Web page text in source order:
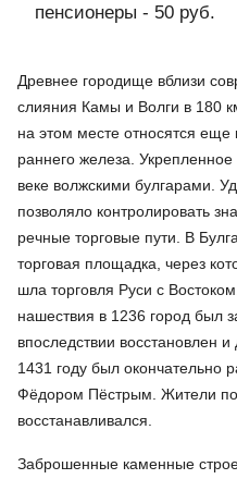
пенсионеры - 50 руб.
Древнее городище вблизи
слияния Камы и Волги в 180
на этом месте относятся еще
раннего железа.
веке волжскими булгарами.
позволяло контролировать
речные торговые пути. В
торговая площадка, через
шла торговля Руси с
нашествия в 1236 город был
впоследствии восстановлен
1431 году был окончательно
Фёдором Пёстрым. Жители
восстанавливался.
Заброшенные каменные